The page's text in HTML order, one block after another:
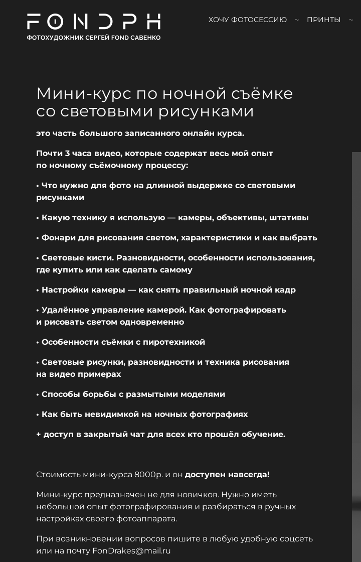
ХОЧУ ФОТОСЕССИЮ ПРИНТЫ
Мини-курс по ночной съёмке
со световыми рисунками
это часть большого записанного онлайн курса.
Почти 3 часа видео, которые содержат весь мой опыт
по ночному съёмочному процессу:
• Что нужно для фото на длинной выдержке со световыми
рисунками
• Какую технику я использую — камеры, объективы, штативы
• Фонари для рисования светом, характеристики и как выбрать
• Световые кисти. Разновидности, особенности использования,
где купить или как сделать самому
• Настройки камеры — как снять правильный ночной кадр
• Удалённое управление камерой. Как фотографировать
и рисовать светом одновременно
• Особенности съёмки с пиротехникой
• Световые рисунки, разновидности и техника рисования
на видео примерах
• Способы борьбы с размытыми моделями
• Как быть невидимкой на ночных фотографиях
+ доступ в закрытый чат для всех кто прошёл обучение.
Стоимость мини-курса 8000р. и он доступен навсегда!
Мини-курс предназначен не для новичков. Нужно иметь
небольшой опыт фотографирования и разбираться в ручных
настройках своего фотоаппарата.
При возникновении вопросов пишите в любую удобную соцсеть
или на почту FonDrakes@mail.ru